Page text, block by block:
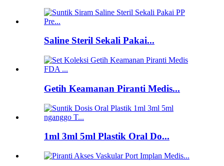
Saline Steril Sekali Pakai...
Getih Keamanan Piranti Medis...
1ml 3ml 5ml Plastik Oral Do...